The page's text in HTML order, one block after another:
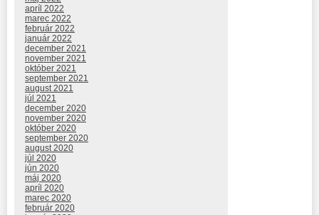
apríl 2022
marec 2022
február 2022
január 2022
december 2021
november 2021
október 2021
september 2021
august 2021
júl 2021
december 2020
november 2020
október 2020
september 2020
august 2020
júl 2020
jún 2020
máj 2020
apríl 2020
marec 2020
február 2020